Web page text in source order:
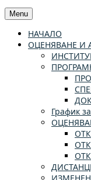
Menu
НАЧАЛО
ОЦЕНЯВАНЕ И
График